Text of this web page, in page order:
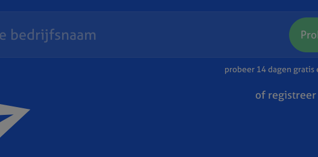
probeer 14 dagen
of